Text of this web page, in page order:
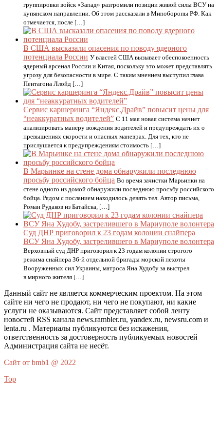
группировки войск «Запад» разгромили позиции живой силы ВСУ на
купянском направлении. Об этом рассказали в Минобороны РФ. Как
отмечается, после […]
В США высказали опасения по поводу ядерного
потенциала России У властей США вызывает обеспокоенность
ядерный арсенал России и Китая, поскольку это может представлять
угрозу для безопасности в мире. С таким мнением выступил глава
Пентагона Ллойд […]
Сервис каршеринга “Яндекс.Драйв” повысит цены для
“неаккуратных водителей” С 11 мая новая система начнет
анализировать манеру вождения водителей и предупреждать их о
превышениях скорости и опасных маневрах. Для тех, кто не
прислушается к предупреждениям стоимость […]
В Марьинке на стене дома обнаружили последнюю
просьбу российского бойца Во время зачистки Марьинки на
стене одного из домой обнаружили последнюю просьбу российского
бойца. Рядом с посланием находилось девять тел. Автор письма,
Роман Рудаков из Батайска, […]
Суд ДНР приговорил к 23 годам колонии снайпера
ВСУ Яна Худобу, застрелившего в Мариуполе волонтера
Верховный суд ДНР приговорил к 23 годам колонии строгого
режима снайпера 36-й отдельной бригады морской пехоты
Вооруженных сил Украины, матроса Яна Худобу за выстрел
в мирного жителя […]
Данный сайт не является коммерческим проектом. На этом
сайте ни чего не продают, ни чего не покупают, ни какие
услуги не оказываются. Сайт представляет собой ленту
новостей RSS канала news.rambler.ru, yandex.ru, newsru.com и
lenta.ru . Материалы публикуются без искажения,
ответственность за достоверность публикуемых новостей
Администрация сайта не несёт.
Сайт от bmb1 @ 2022
Top